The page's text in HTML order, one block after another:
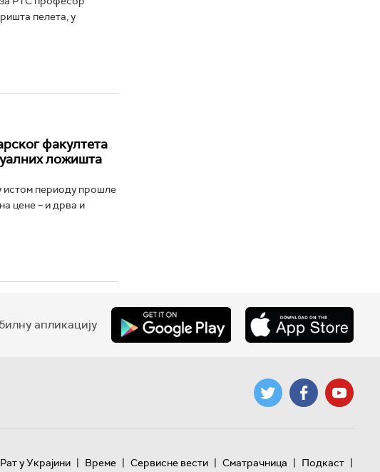
пелета, у
факултета
ложишта
истом периоду прошле
цене – и дрва и
апликацију
Рат у Украјини | Време | Сервисне вести | Сматрачница | Подкаст |